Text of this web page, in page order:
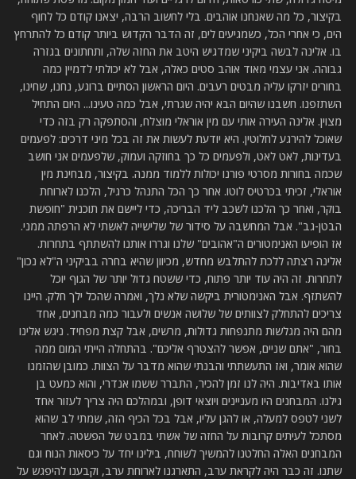
בקיצור, כל מה שאנחנו אוהבים. בלי לחשוב הרבה, יצאנו קודם כל לחוף
הים, כי אחרי הכל, כשמגיעים לים, זה הדבר הקדוש ביותר קודם כל להתרחץ
בו. אלינה לבשה ביקיני שמדגיש היטב את החזה שלה, ותחתונים בגזרה
גבוהה. אני עצמי מאוד אוהב סטים כאלה, אבל לא יכולתי לדמיין כמה
בחורים יזרקו עליה מבטים רעבים. היום הראשון הסתיים ברוגע, נחנו, שחינו,
השתזפנו. חשבנו שהיום הבא יהיה שגרתי, אבל כמה טעינו... היום התחיל
מצוין. אלינה העירה אותי עם מין אוראלי מוצלח, והסתפקה רק בזה כדי
שאוכל להירגע לחלוטין. היא יודעת לעשות את זה בכל מיני דרכים: לפעמים
בעדינות, לאט לאט, ולפעמים כל כך בחוזקה ועמוק, שלפעמים אני חושב
שכמה בחורות מסרטי פורנו יכולות ללמוד ממנה. בקיצור, מבחינת מין
אוראלי, זכיתי בכרטיס לוטו. אחר כך הכל התנהל כרגיל, הלכנו לארוחת
בוקר, ואחר כך הלכנו לשכב ליד הבריכה, כדי ליישם את תוכנית "חופשת
הבטן-גב". אבל המחשבה על סידור של שלישייה לאשתי לא הרפתה ממני.
אז הופיעו האנימטורים ה"אהובים" שלנו וגררו אותנו להשתתף בתחרות.
אלינה רצתה ללכת להתלבש מחדש, מכיוון שהיא בחרה בביקיני ה"לא נכון"
לתחרות. זה היה עוד יותר פתוח, כדי ששטח גדול יותר של הגוף יוכל
להשתזף. אבל האנימטורית ביקשה שלא נלך, ואמרה שהכל ילך חלק. היינו
צריכים להתחלק לצוותים של שלושה אנשים ולעבור כמה מבחנים, אחד
מהם היה מגלשות מתנפחות גדולות, מרשים, אבל קצת מפחיד. ניגש אלינו
בחור, "אתם שניים, אפשר להצטרף אליכם". בהתחלה הייתי המום ממה
שהוא אומר, ואז התעשתתי והבנתי שהוא מדבר על הצוות. כמובן שהזמנו
אותו באדיבות. היה לנו זמן להכיר, התברר ששמו אנדרי, והוא כמעט בן
גילנו. המבחנים היו מעניינים ויוצאי דופן, ובמהלכם היה צריך לעזור אחד
לשני לטפס למעלה, או להגן עליו, אבל בכל הכיף הזה, שמתי לב שהוא
מסתכל לעיתים קרובות על החזה של אשתי במבט של הפשטה. לאחר
המבחנים האלה החלטנו להמשיך לשוחח, בילינו יחד על כיסאות הנוח וגם
שתנו. זה כבר היה לקראת ערב, התארגנו לארוחת ערב, וקבענו להיפגש על